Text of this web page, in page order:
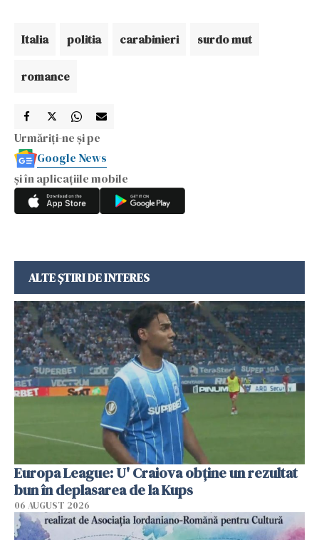
Italia politia carabinieri surdo mut
romance
Urmăriți-ne și pe
Google News
și în aplicațiile mobile
ALTE ȘTIRI DE INTERES
Europa League: U' Craiova obține un rezultat
bun în deplasarea de la Kups
06 AUGUST 2026